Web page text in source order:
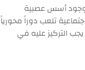
وجود أسس عصبية
تلعب دوراً محورياً
التركيز عليه في